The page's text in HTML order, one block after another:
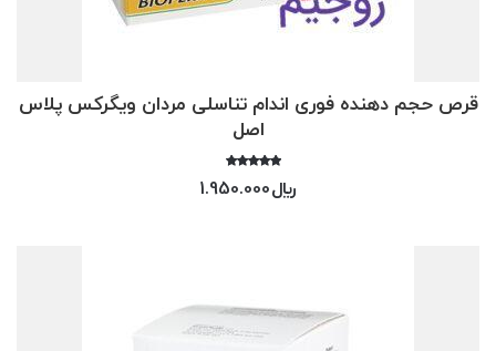
قرص حجم دهنده فوری اندام تناسلی مردان ویگرکس پلاس
اصل
5.00
﷼1.950.000